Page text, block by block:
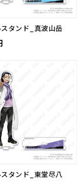
タンド_真波山岳
タンド_東堂尽八